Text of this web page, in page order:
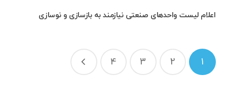
اعلام لیست واحدهای صنعتی نیازمند به بازسازی و نوسازی
راهبری
نوشته‌ها
1
2
3
4